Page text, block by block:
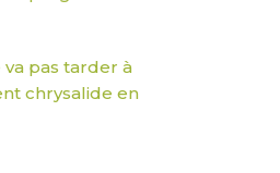
pas tarder à
chrysalide en